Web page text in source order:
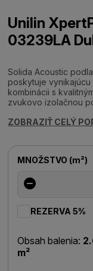
Unilin
03239LA
Solida Acoustic
poskytuje
kombinácii s
zvukovo izolačnou
ZOBRAZIŤ CELÝ
MNOŽSTVO (m²)
REZERVA 5%
Obsah balenia:
m²